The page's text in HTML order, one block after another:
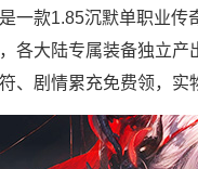
一款1.85沉默单职业
各大陆专属装备独立
、剧情累充免费领，实